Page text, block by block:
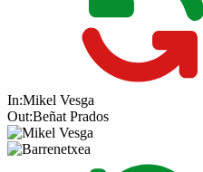
In:Mikel Vesga
Out:Beñat Prados